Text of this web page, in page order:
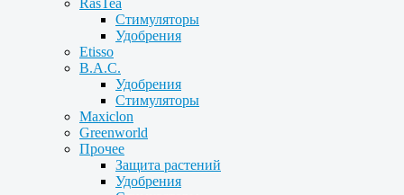
RasTea
Стимуляторы
Удобрения
Etisso
B.A.C.
Удобрения
Стимуляторы
Maxiclon
Greenworld
Прочее
Защита растений
Удобрения